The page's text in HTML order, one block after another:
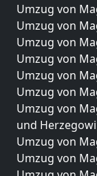
Umzug von
Umzug von
Umzug von
Umzug von
Umzug von
Umzug von
Umzug von
und
Umzug von
Umzug von